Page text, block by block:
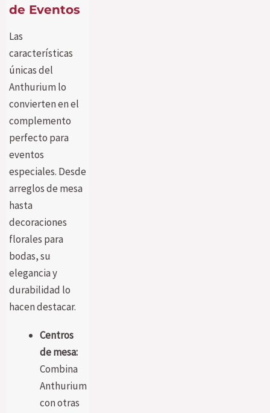
de Eventos
Las
características
únicas del
Anthurium lo
convierten en el
complemento
perfecto para
eventos
especiales. Desde
arreglos de mesa
hasta
decoraciones
florales para
bodas, su
elegancia y
durabilidad lo
hacen destacar.
Centros
de mesa:
Combina
Anthurium
con otras